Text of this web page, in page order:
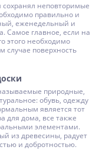
сохранял неповторимые
правильно и
еженедельный и
Самое главное, если на
этого необходимо
случае поверхность
природные,
обувь, одежду
является тот
для дома, все также
элементами.
из древесины, радует
и добротностью.